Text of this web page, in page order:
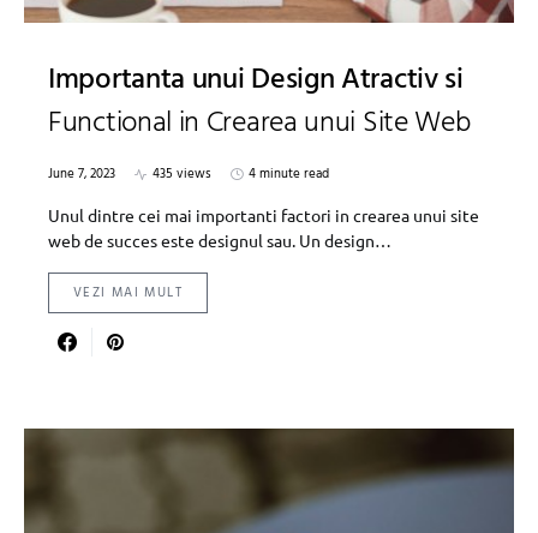
Importanta unui Design Atractiv si
Functional in Crearea unui Site Web
June 7, 2023 435 views
4 minute read
Unul dintre cei mai importanti factori in crearea unui site
web de succes este designul sau. Un design…
VEZI MAI MULT